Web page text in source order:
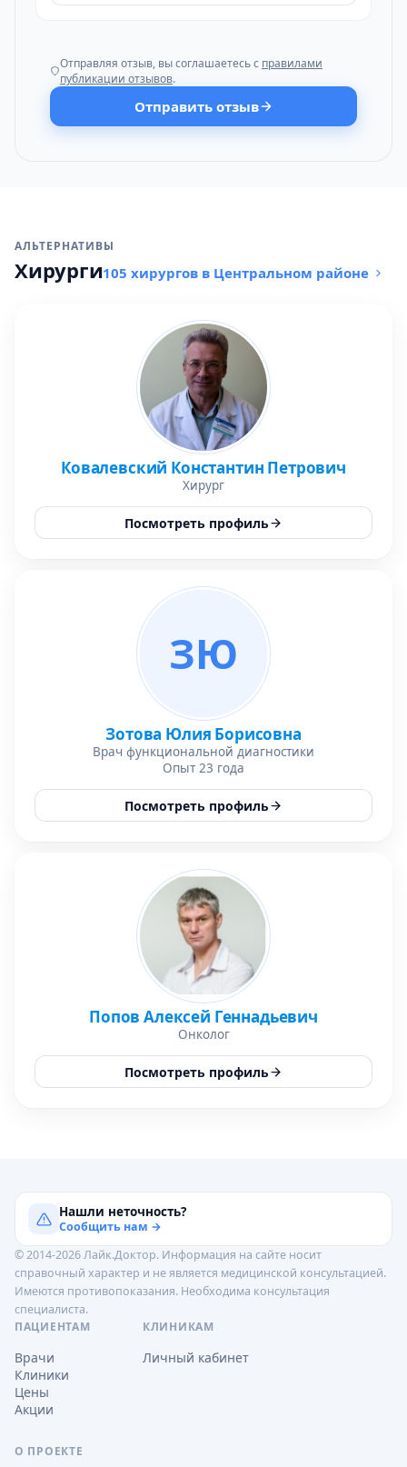
Отправляя отзыв, вы соглашаетесь с правилами
публикации отзывов.
Отправить отзыв
АЛЬТЕРНАТИВЫ
Хирурги105 хирургов в Центральном районе
Ковалевский Константин Петрович
Хирург
Посмотреть профиль
ЗЮ
Зотова Юлия Борисовна
Врач функциональной диагностики
Опыт 23 года
Посмотреть профиль
Попов Алексей Геннадьевич
Онколог
Посмотреть профиль
Нашли неточность?
Сообщить нам →
© 2014-2026 Лайк.Доктор. Информация на сайте носит
справочный характер и не является медицинской консультацией.
Имеются противопоказания. Необходима консультация
специалиста.
ПАЦИЕНТАМ
Врачи
Клиники
Цены
Акции
КЛИНИКАМ
Личный кабинет
О ПРОЕКТЕ